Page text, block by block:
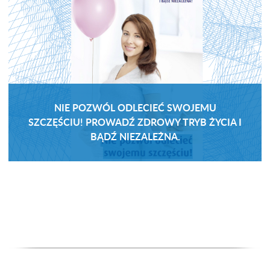
NIE POZWÓL ODLECIEĆ SWOJEMU
SZCZĘŚCIU! PROWADŹ ZDROWY TRYB ŻYCIA I
BĄDŹ NIEZALEŻNA.